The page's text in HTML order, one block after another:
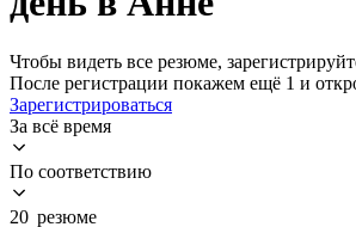
Чтобы видеть все резюме,
После регистрации покажем ещё 1 и
Зарегистрироваться
За всё время
По соответствию
20 резюме